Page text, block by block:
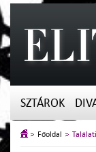
SZTÁROK
Főoldal